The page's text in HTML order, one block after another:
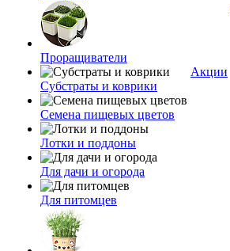
Проращиватели
Субстраты и коврики
Семена пищевых цветов
Лотки и поддоны
Для дачи и огорода
Для питомцев
Акции